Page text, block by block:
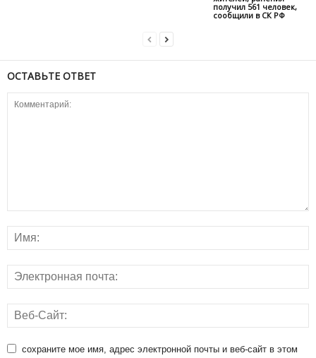
получил 561 человек,
сообщили в СК РФ
ОСТАВЬТЕ ОТВЕТ
сохраните мое имя, адрес электронной почты и веб-сайт в этом